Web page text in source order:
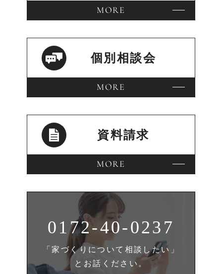
MORE
個別相談会
MORE
資料請求
MORE
0172-40-0237
「家づくりについて相談したい」
とお話ください。